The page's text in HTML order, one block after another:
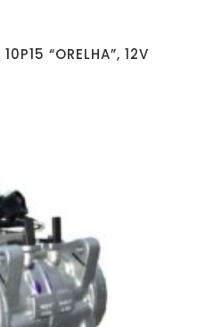
“ORELHA”, 12V